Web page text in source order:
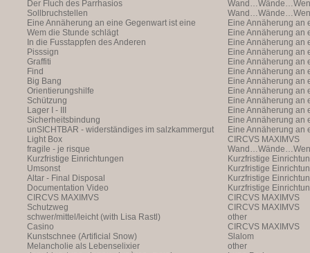
Der Fluch des Parrhasios
Sollbruchstellen
Eine Annäherung an eine Gegenwart ist eine
Annäherung an eine Ann
Eine Annäherung an
Annäherung an eine
Vergangenheit ist
Wem die Stunde schlägt
Eine Annäherung an
Annäherung an eine
Vergangenheit ist
In die Fusstappfen des Anderen
Eine Annäherung an
Annäherung
Pisssign
Eine Annäherung an
Annäherung an eine
Vergangenheit ist
Graffiti
Eine Annäherung an
Annäherung an eine
Vergangenheit ist
Find
Eine Annäherung an
Annäherung an eine
Vergangenheit ist
Big Bang
Eine Annäherung an
Annäherung an eine
Vergangenheit ist
Orientierungshilfe
Eine Annäherung an
Annäherung an eine
Vergangenheit ist
Schützung
Eine Annäherung an
Annäherung an eine
Vergangenheit ist
Lager I - III
Eine Annäherung an
Annäherung an eine
Vergangenheit ist
Sicherheitsbindung
Eine Annäherung an
Annäherung an eine
Vergangenheit ist
unSICHTBAR - widerständiges im salzkammergut
Eine Annäherung an
Annäherung
Light Box
CIRCVS MAXIMVS
fragile - je risque
Kurzfristige Einrichtungen
Kurzfristige
Umsonst
Kurzfristige
Altar - Final Disposal
Kurzfristige
Documentation Video
Kurzfristige
CIRCVS MAXIMVS
CIRCVS MAXIMVS
Schutzweg
CIRCVS MAXIMVS
schwer/mittel/leicht (with Lisa Rastl)
other
Casino
CIRCVS MAXIMVS
Kunstschnee (Artificial Snow)
Slalom
Melancholie als Lebenselixier
other